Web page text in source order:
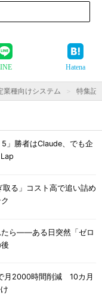
Hatena
業種向けシステム 特集記
」勝者はClaude、でも企
取る」コスト高で追い詰め
たら――ある日突然「ゼロ
月2000時間削減 10カ月